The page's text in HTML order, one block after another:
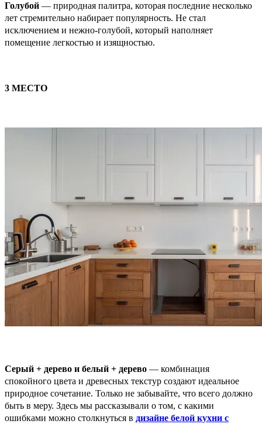
Голубой — природная палитра, которая последние несколько
лет стремительно набирает популярность. Не стал
исключением и нежно-голубой, который наполняет
помещение легкостью и изящностью.
3 МЕСТО
Серый + дерево и белый + дерево — комбинация
спокойного цвета и древесных текстур создают идеальное
природное сочетание. Только не забывайте, что всего должно
быть в меру. Здесь мы рассказывали о том, с какими
ошибками можно столкнуться в дизайне белой кухни с